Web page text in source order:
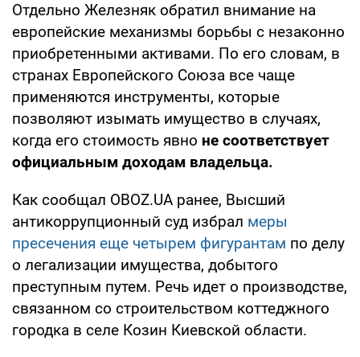
Отдельно Железняк обратил внимание на
европейские механизмы борьбы с незаконно
приобретенными активами. По его словам, в
странах Европейского Союза все чаще
применяются инструменты, которые
позволяют изымать имущество в случаях,
когда его стоимость явно не соответствует
официальным доходам владельца.
Как сообщал OBOZ.UA ранее, Высший
антикоррупционный суд избрал меры
пресечения еще четырем фигурантам по делу
о легализации имущества, добытого
преступным путем. Речь идет о производстве,
связанном со строительством коттеджного
городка в селе Козин Киевской области.